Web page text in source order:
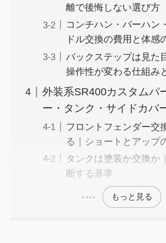
離で後悔しない選び方
コンチハン・バーハン
ドル交換の費用と体感
バックステップは見た
操作性が変わる仕組み
外装系SR400カスタムパ
ー・タンク・サイドカバ
フロントフェンダー交
る｜ショートとアップ
タンクは塗装か交換か
断する基準
もっと見る